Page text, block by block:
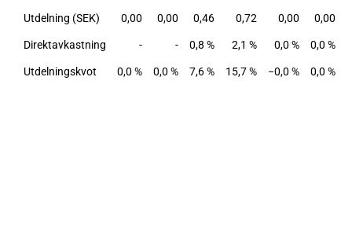
Utdelning (SEK) 0,00 0,00 0,46 0,72 0,00 0,00
Direktavkastning - - 0,8 % 2,1 % 0,0 % 0,0 %
Utdelningskvot 0,0 % 0,0 % 7,6 % 15,7 % −0,0 % 0,0 %